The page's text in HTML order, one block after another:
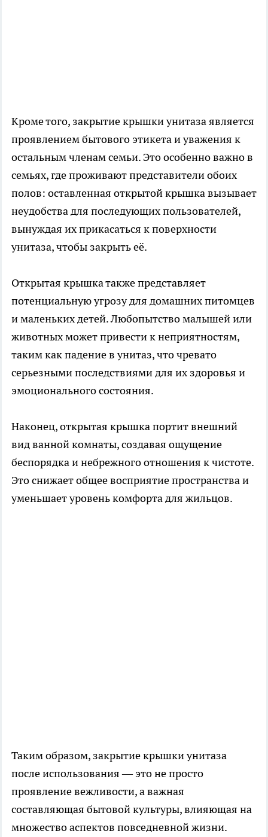
Кроме того, закрытие крышки унитаза является
проявлением бытового этикета и уважения к
остальным членам семьи. Это особенно важно в
семьях, где проживают представители обоих
полов: оставленная открытой крышка вызывает
неудобства для последующих пользователей,
вынуждая их прикасаться к поверхности
унитаза, чтобы закрыть её.
Открытая крышка также представляет
потенциальную угрозу для домашних питомцев
и маленьких детей. Любопытство малышей или
животных может привести к неприятностям,
таким как падение в унитаз, что чревато
серьезными последствиями для их здоровья и
эмоционального состояния.
Наконец, открытая крышка портит внешний
вид ванной комнаты, создавая ощущение
беспорядка и небрежного отношения к чистоте.
Это снижает общее восприятие пространства и
уменьшает уровень комфорта для жильцов.
Таким образом, закрытие крышки унитаза
после использования — это не просто
проявление вежливости, а важная
составляющая бытовой культуры, влияющая на
множество аспектов повседневной жизни.